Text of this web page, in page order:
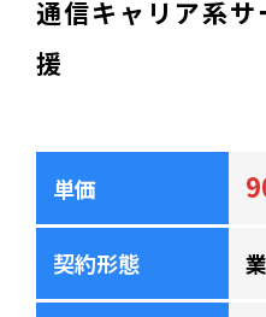
通信キャリア系
援
単価
契約形態